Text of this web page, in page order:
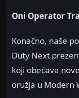
Oni Operator
Konačno, naše
Duty Next
koji obećava
oružja u Modern